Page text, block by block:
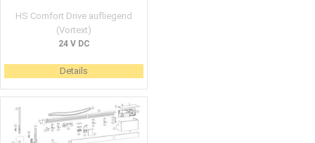
HS Comfort Drive aufliegend
(Vortext)
24 V DC
Details